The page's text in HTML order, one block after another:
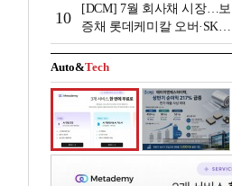
10
[DCM] 7월 회사채 시장…보
증채 롯데케미칼 오버·SK에
코플랜트 언더 [7월 리뷰①]
Auto&Tech